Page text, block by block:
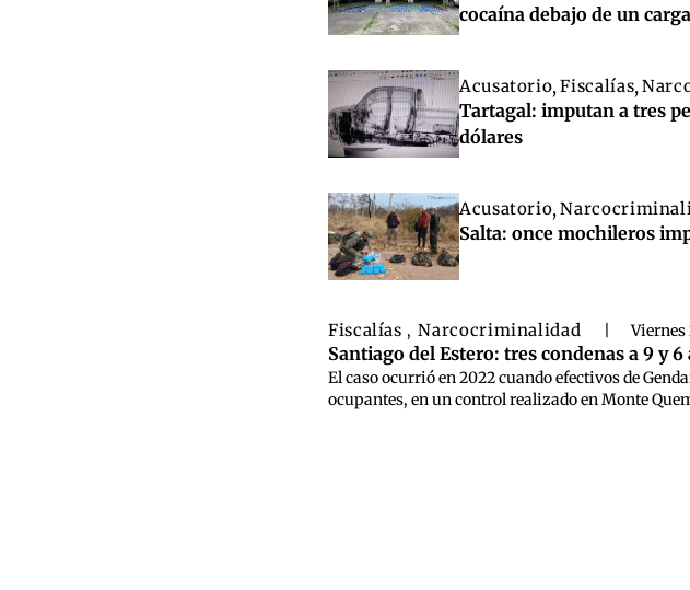
cocaína debajo de un
Acusatorio,Fiscalías,
Tartagal: imputan a tres
dólares
Acusatorio,
Salta: once mochileros
Fiscalías , Narcocriminalidad Viernes
Santiago del Estero: tres condenas a 9 y
El caso ocurrió en 2022 cuando efectivos de
ocupantes, en un control realizado en Monte